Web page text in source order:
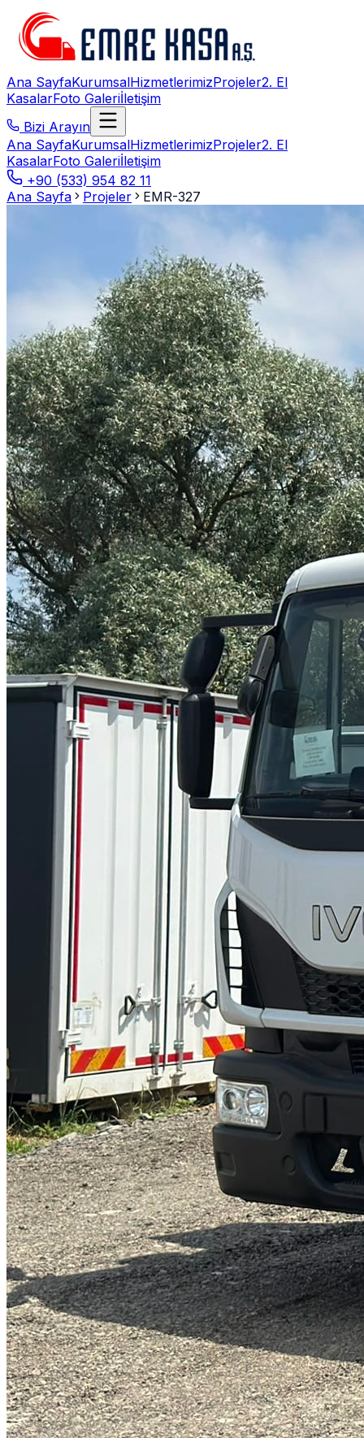
Ana SayfaKurumsalHizmetlerimizProjeler2. El
KasalarFoto Galeriİletişim
Bizi Arayın
Ana SayfaKurumsalHizmetlerimizProjeler2. El
KasalarFoto Galeriİletişim
+90 (533) 954 82 11
Ana Sayfa
Projeler EMR-327